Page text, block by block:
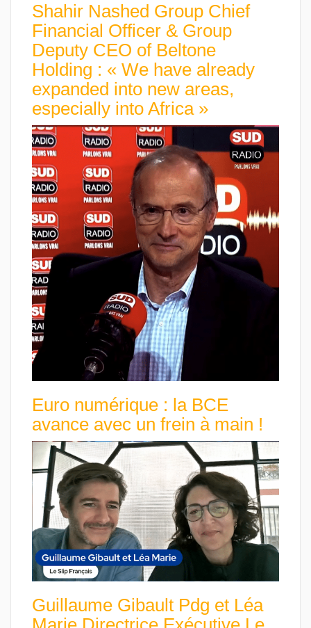
Shahir Nashed Group Chief
Financial Officer & Group
Deputy CEO of Beltone
Holding : « We have already
expanded into new areas,
especially into Africa »
Euro numérique : la BCE
avance avec un frein à main !
Guillaume Gibault Pdg et Léa